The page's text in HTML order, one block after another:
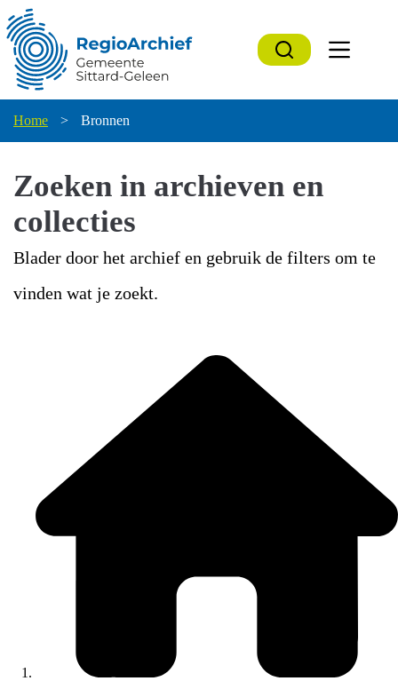
naar
de
inhoud
Home > Bronnen
Zoeken in archieven en
collecties
Blader door het archief en gebruik de filters om te
vinden wat je zoekt.